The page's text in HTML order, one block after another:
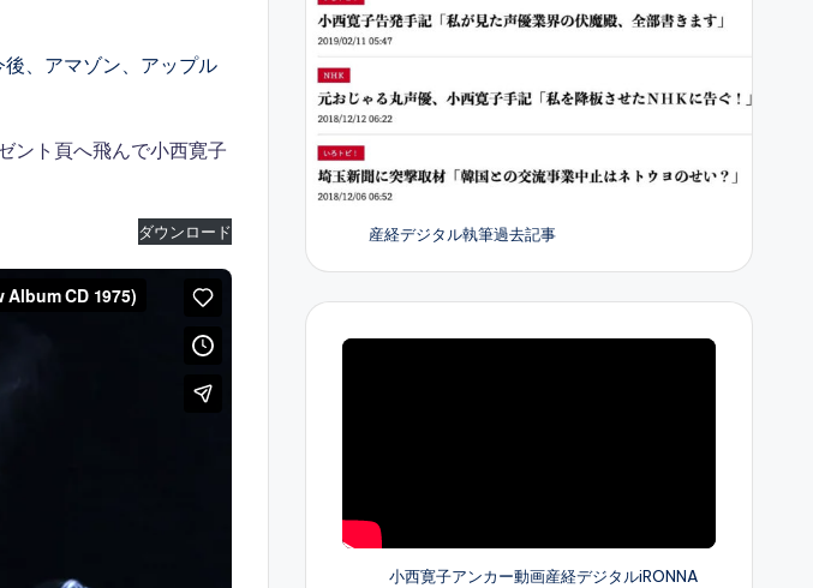
、アマゾン、アップル
ント頁へ飛んで小西寛子
ダウンロード 産経デジタル執筆過去記事
小西寛子アンカー動画産経デジタルiRONNA